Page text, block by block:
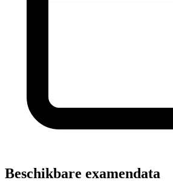
Beschikbare examendata